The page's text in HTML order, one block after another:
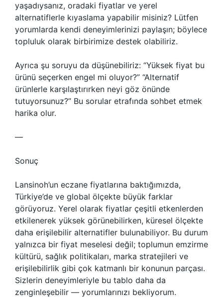
yaşadıysanız, oradaki fiyatlar ve yerel
alternatiflerle kıyaslama yapabilir misiniz? Lütfen
yorumlarda kendi deneyimlerinizi paylaşın; böylece
topluluk olarak birbirimize destek olabiliriz.
Ayrıca şu soruyu da düşünebiliriz: “Yüksek fiyat bu
ürünü seçerken engel mi oluyor?” “Alternatif
ürünlerle karşılaştırırken neyi göz önünde
tutuyorsunuz?” Bu sorular etrafında sohbet etmek
harika olur.
—
Sonuç
Lansinoh’un eczane fiyatlarına baktığımızda,
Türkiye’de ve global ölçekte büyük farklar
görüyoruz. Yerel olarak fiyatlar çeşitli etkenlerden
etkilenerek yüksek görünebilirken, küresel ölçekte
daha erişilebilir alternatifler bulunabiliyor. Bu durum
yalnızca bir fiyat meselesi değil; toplumun emzirme
kültürü, sağlık politikaları, marka stratejileri ve
erişilebilirlik gibi çok katmanlı bir konunun parçası.
Sizlerin deneyimleriyle bu tablo daha da
zenginleşebilir — yorumlarınızı bekliyorum.